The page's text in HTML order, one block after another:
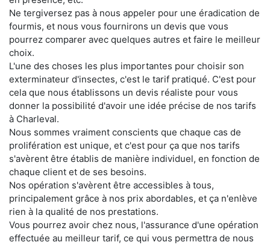
Ne tergiversez pas à nous appeler pour une éradication de
fourmis, et nous vous fournirons un devis que vous
pourrez comparer avec quelques autres et faire le meilleur
choix.
L'une des choses les plus importantes pour choisir son
exterminateur d'insectes, c'est le tarif pratiqué. C'est pour
cela que nous établissons un devis réaliste pour vous
donner la possibilité d'avoir une idée précise de nos tarifs
à Charleval.
Nous sommes vraiment conscients que chaque cas de
prolifération est unique, et c'est pour ça que nos tarifs
s'avèrent être établis de manière individuel, en fonction de
chaque client et de ses besoins.
Nos opération s'avèrent être accessibles à tous,
principalement grâce à nos prix abordables, et ça n'enlève
rien à la qualité de nos prestations.
Vous pourrez avoir chez nous, l'assurance d'une opération
effectuée au meilleur tarif, ce qui vous permettra de nous